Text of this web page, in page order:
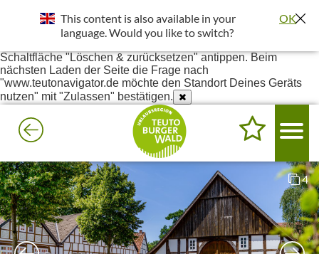
um bessere Ergebnisse in deiner Umgebung darzustellen.
Einstellungen - Website-Einstellungen - Ort - Unter Blockiert
Schaltfläche "Löschen & zurücksetzen" antippen. Beim
nächsten Laden der Seite die Frage nach
"www.teutonavigator.de möchte den Standort Deines Geräts
nutzen" mit "Zulassen" bestätigen.
4
This content is also available in your
language. Would you like to switch?
OK